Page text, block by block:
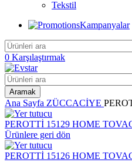
Tekstil
Kampanyalar
0 Karşılaştırmak
Aramak
Ana Sayfa ZÜCCACİYE
PEROTTİ 15129 HOME
Ürünlere geri dön
PEROTTİ 15126 HOME